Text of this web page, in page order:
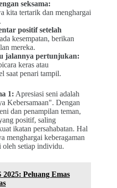
seksama:
kita tertarik dan menghargai
positif setelah
kesempatan, berikan
mereka.
jalannya pertunjukan:
keras atau
saat penari tampil.
1: Apresiasi seni adalah
Kebersamaan". Dengan
dan penampilan teman,
positif, saling
ikatan persahabatan. Hal
menghargai keberagaman
setiap individu.
Peluang Emas